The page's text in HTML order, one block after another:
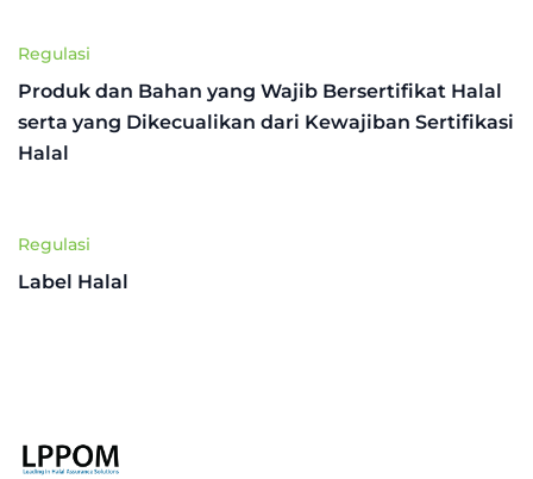
Regulasi
Produk dan Bahan yang Wajib Bersertifikat Halal
serta yang Dikecualikan dari Kewajiban Sertifikasi
Halal
Regulasi
Label Halal